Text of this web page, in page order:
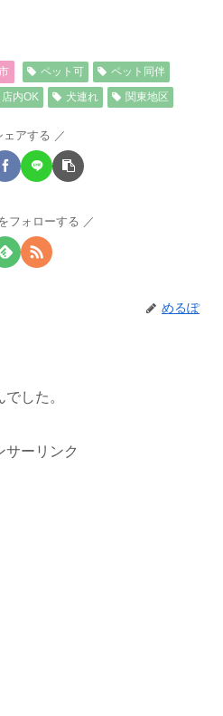
ペット可
ペット同伴
店内OK 犬連れ 関東地区
ェアする
フォローする
めるぽ
した。
サーリンク